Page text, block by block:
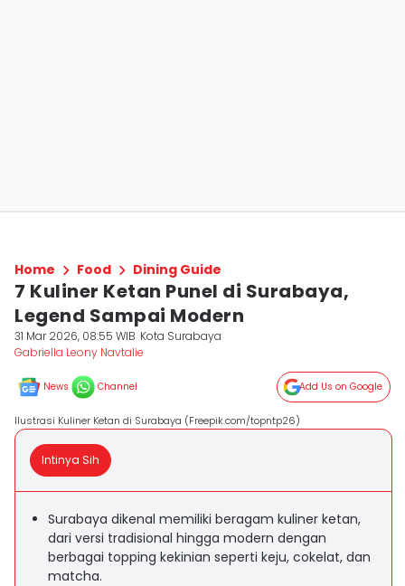
Home Food Dining Guide
7 Kuliner Ketan Punel di Surabaya,
Legend Sampai Modern
31 Mar 2026, 08:55 WIB Kota Surabaya
Gabriella Leony Navtalie
News Channel Add Us on Google
Ilustrasi Kuliner Ketan di Surabaya (Freepik.com/topntp26)
Intinya Sih
Surabaya dikenal memiliki beragam kuliner ketan,
dari versi tradisional hingga modern dengan
berbagai topping kekinian seperti keju, cokelat, dan
matcha.